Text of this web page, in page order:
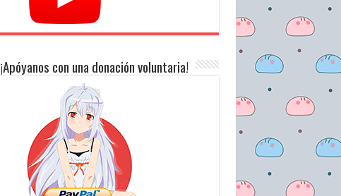
¡Apóyanos con una donación voluntaria!